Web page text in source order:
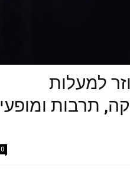
למעלות
תרבות ומופעי
0